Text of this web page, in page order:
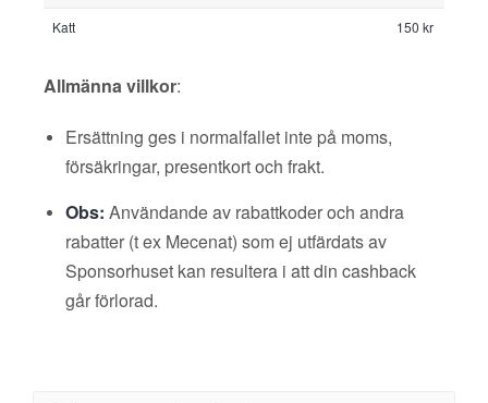
Katt
150 kr
Allmänna villkor:
Ersättning ges i normalfallet inte på moms,
försäkringar, presentkort och frakt.
Obs: Användande av rabattkoder och andra
rabatter (t ex Mecenat) som ej utfärdats av
Sponsorhuset kan resultera i att din cashback
går förlorad.